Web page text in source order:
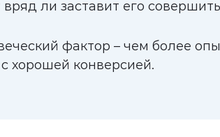
ли заставит его совершить
фактор – чем более
хорошей конверсией.